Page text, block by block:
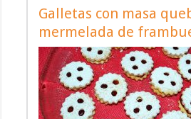
Galletas con masa
mermelada de